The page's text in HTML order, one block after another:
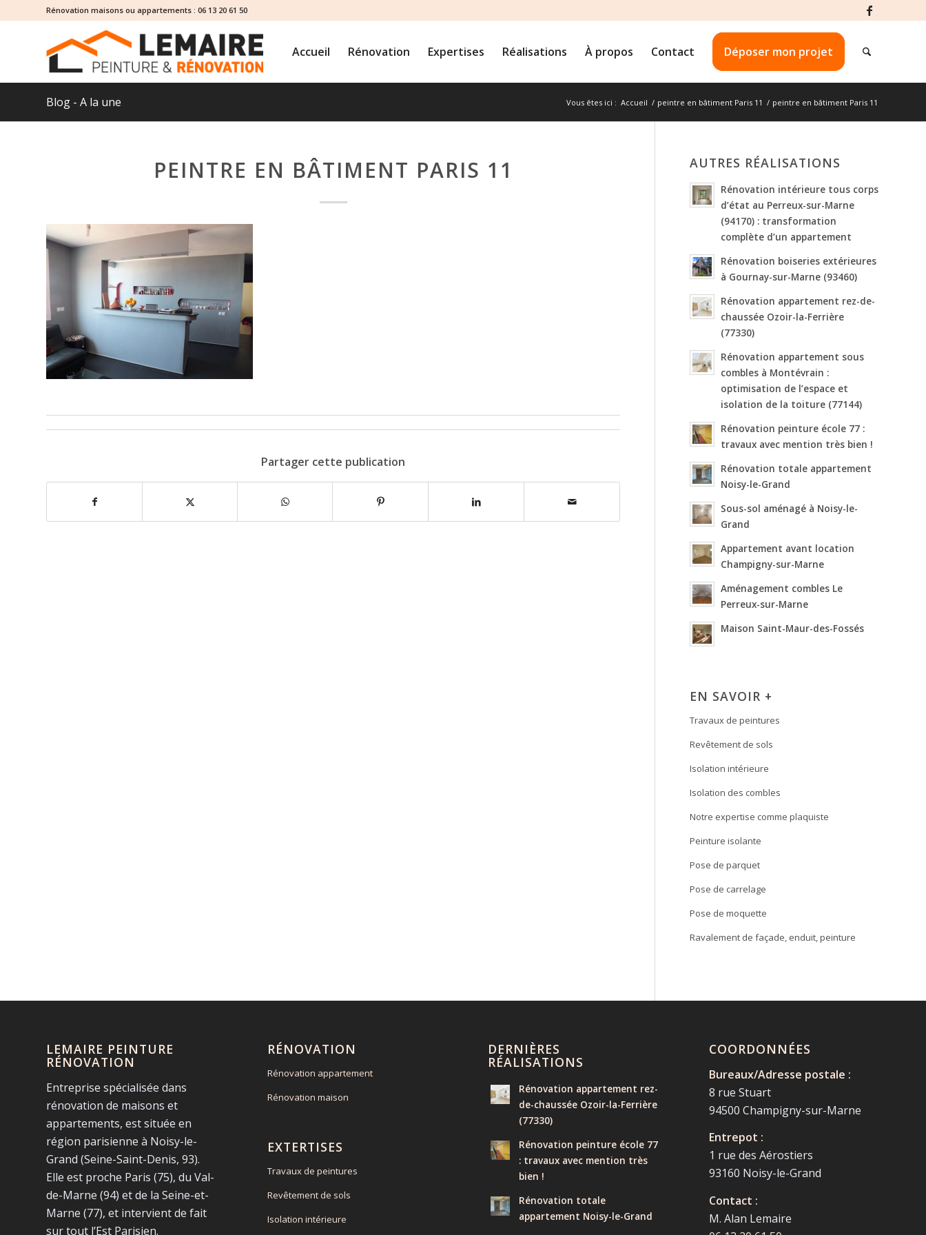
Rénovation maisons ou appartements : 06 13 20 61 50
Accueil Rénovation Expertises Réalisations À propos Contact Déposer mon projet
Blog - A la une Vous êtes ici : Accueil / peintre en bâtiment Paris 11 / peintre en bâtiment Paris 11
PEINTRE EN BÂTIMENT PARIS 11
Partager cette publication
AUTRES RÉALISATIONS
Rénovation intérieure tous corps
d’état au Perreux-sur-Marne
(94170) : transformation
complète d’un appartement
Rénovation boiseries extérieures
à Gournay-sur-Marne (93460)
Rénovation appartement rez-de-
chaussée Ozoir-la-Ferrière
(77330)
Rénovation appartement sous
combles à Montévrain :
optimisation de l’espace et
isolation de la toiture (77144)
Rénovation peinture école 77 :
travaux avec mention très bien !
Rénovation totale appartement
Noisy-le-Grand
Sous-sol aménagé à Noisy-le-
Grand
Appartement avant location
Champigny-sur-Marne
Aménagement combles Le
Perreux-sur-Marne
Maison Saint-Maur-des-Fossés
EN SAVOIR +
Travaux de peintures
Revêtement de sols
Isolation intérieure
Isolation des combles
Notre expertise comme plaquiste
Peinture isolante
Pose de parquet
Pose de carrelage
Pose de moquette
Ravalement de façade, enduit, peinture
LEMAIRE PEINTURE
RÉNOVATION
Entreprise spécialisée dans
rénovation de maisons et
appartements, est située en
région parisienne à Noisy-le-
Grand (Seine-Saint-Denis, 93).
Elle est proche Paris (75), du Val-
de-Marne (94) et de la Seine-et-
Marne (77), et intervient de fait
sur tout l’Est Parisien.
RÉNOVATION
Rénovation appartement
Rénovation maison
EXTERTISES
Travaux de peintures
Revêtement de sols
Isolation intérieure
DERNIÈRES
RÉALISATIONS
Rénovation appartement rez-
de-chaussée Ozoir-la-Ferrière
(77330)
Rénovation peinture école 77
: travaux avec mention très
bien !
Rénovation totale
appartement Noisy-le-Grand
COORDONNÉES
Bureaux/Adresse postale :
8 rue Stuart
94500 Champigny-sur-Marne
Entrepot :
1 rue des Aérostiers
93160 Noisy-le-Grand
Contact :
M. Alan Lemaire